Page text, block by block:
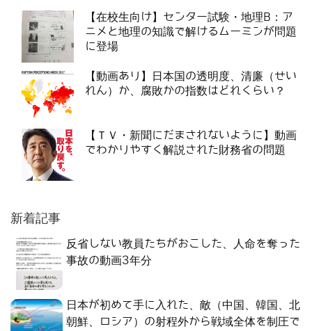
【在校生向け】センター試験・地理B：ア
ニメと地理の知識で解けるムーミンが問題
に登場
【動画あり】日本国の透明度、清廉（せい
れん）か、腐敗かの指数はどれくらい？
【ＴＶ・新聞にだまされないように】動画
でわかりやすく解説された財務省の問題
新着記事
反省しない教員たちがおこした、人命を奪った
事故の動画3年分
日本が初めて手に入れた、敵（中国、韓国、北
朝鮮、ロシア）の射程外から戦域全体を制圧で